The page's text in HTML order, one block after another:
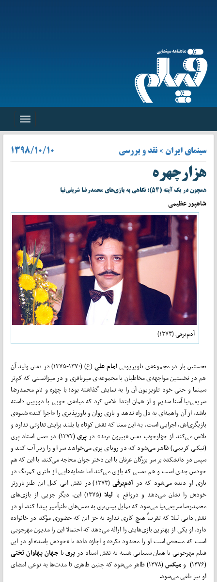
Toggle
سینمای ایران » نقد و بررسی ۱۳۹۸/۱۰/۱۰
هزارچهره
همچون در یک آینه (۵۴): نگاهی به بازی‌های محمد‌رضا شریفی‌نیا
شاهپور عظیمی
آدم‌برفی (۱۳۷۳)
نخستین بار در مجموعه‌ی تلویزیونیامام علی
(ع) (۱۳۷۰-۱۳۷۵) در نقش ولید آن
هم در نخستین مواجهه‌ی مخاطبان با مجموعه‌ی میرباقری و در میزانسنی که کم‌تر
سینما و حتی خود تلویزیون آن را به نمایش گذاشته بود؛ با چهره و نام محمد‌رضا
شریفی‌نیا آشنا شدیم و از همان ابتدا تلاش کرد که میانه‌ی خوبی با دوربین داشته
باشد، از آن واهمه‌ای به دل راه ندهد و بازی روان و باورپذیری را «اجرا کند» شیوه‌ی
بازیگری‌اش، اجرایی است. به این معنا که نقش کوتاه یا بلند برایش تفاوتی ندارد و
تلاش می‌کند از چهار‌چوب نقش «بیرون نزند» در پری
(۱۳۷۳) در نقش استاد پری
(نیکی کریمی) ظاهر می‌شود که در رویای پری می‌خواهد سر او را زیر آب کند و
سپس در دانشکده بر سر بزرگان عرفان با این دختر جوان محاجه می‌کند. با این که هم
خودش جدی است و هم نقشی که بازی می‌کند اما ته‌مایه‌هایی از طنزی کمرنگ در
بازی او دیده می‌شود که در آدم‌برفی
(۱۳۷۳) در نقش ابی کپل این طنز بارزتر
خودش را نشان می‌دهد و درواقع با لیلا
(۱۳۷۵) این، دیگر جزیی از بازی‌های
محمد‌رضا شریفی‌نیا می‌شود که تمایل بیش‌تری به نقش‌های طنزآمیز پیدا کند. او در
نقش دایی لیلا که تقریباً هیچ کاری ندارد به جز این که حضوری مؤکد در خانواده
دارد. او یکی از بهترین بازی‌هایش را ارائه می‌دهد که احتمالا این را مدیون مهرجویی
است که مشخص است او را محدود نکرده و اجازه داده تا «خودش باشد» او در این
فیلم مهرجویی با همان سیمایی شبیه به نقش استاد در پرییا جهان پهلوان تختی
میکس
(۱۳۷۸) ظاهر می‌شود که چنین ظاهری تا مدت‌ها به نوعی امضای
او نیز تلقی می‌شود.